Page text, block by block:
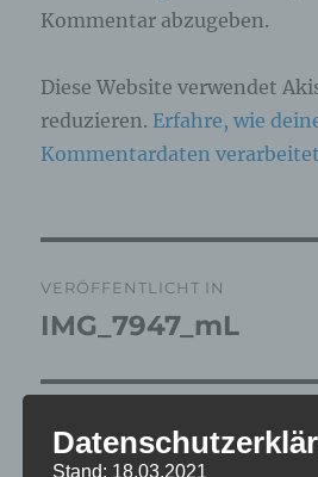
Kommentar abzugeben.
Diese Website verwendet
reduzieren. Erfahre, wie
Kommentardaten
VERÖFFENTLICHT IN
IMG_7947_mL
Stand: 18.03.2021